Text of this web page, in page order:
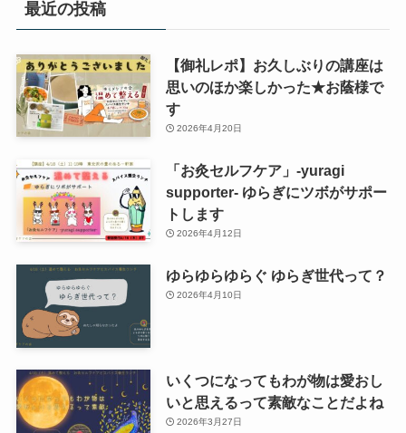
最近の投稿
【御礼レポ】お久しぶりの講座は
思いのほか楽しかった★お蔭様で
す
2026年4月20日
「お灸セルフケア」-yuragi
supporter- ゆらぎにツボがサポー
トします
2026年4月12日
ゆらゆらゆらぐ ゆらぎ世代って？
2026年4月10日
いくつになってもわが物は愛おし
いと思えるって素敵なことだよね
2026年3月27日